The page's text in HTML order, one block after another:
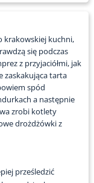
krakowskiej kuchni,
się podczas
z przyjaciółmi, jak
zaskakująca tarta
spód
a następnie
zrobi kotlety
drożdżówki z
prześledzić